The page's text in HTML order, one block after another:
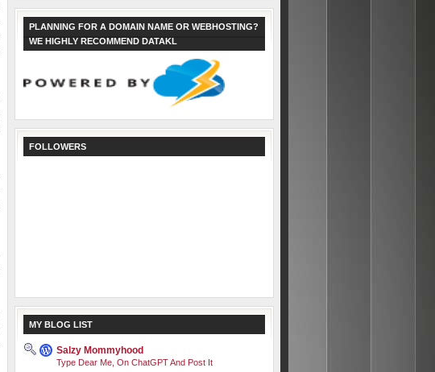
PLANNING FOR A DOMAIN NAME OR WEBHOSTING?
WE HIGHLY RECOMMEND DATAKL
FOLLOWERS
MY BLOG LIST
Salzy Mommyhood
Type Dear Me, On ChatGPT And Post It